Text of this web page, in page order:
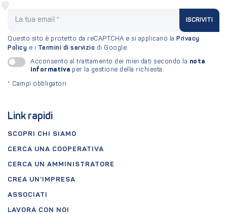
Link rapidi
SCOPRI CHI SIAMO
CERCA UNA COOPERATIVA
CERCA UN AMMINISTRATORE
CREA UN'IMPRESA
ASSOCIATI
LAVORA CON NOI
ISCRIVITI
Questo sito è protetto da reCAPTCHA e si applicano la Privacy
Policy e i Termini di servizio di Google.
Acconsento al trattamento dei miei dati secondo la nota
informativa per la gestione della richiesta.
* Campi obbligatori